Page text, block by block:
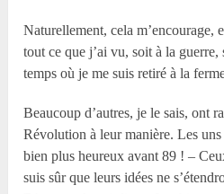
Naturellement, cela m’encourage,
tout ce que j’ai vu, soit à la
temps où je me suis retiré à la
Beaucoup d’autres, je le sais, ont
Révolution à leur manière. Les
bien plus heureux avant 89 ! –
suis sûr que leurs idées ne